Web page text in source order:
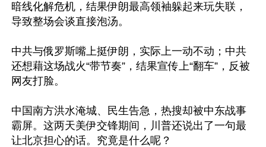
暗线化解危机，结果伊朗最高领袖躲起来玩失联，
导致整场会谈直接泡汤。
中共与俄罗斯嘴上挺伊朗，实际上一动不动；中共
还想藉这场战火“带节奏”，结果宣传上“翻车”，反被
网友打脸。
中国南方洪水淹城、民生告急，热搜却被中东战事
霸屏。这两天美伊交锋期间，川普还说出了一句最
让北京担心的话。究竟是什么呢？